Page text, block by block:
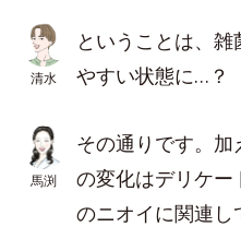
清水
ということは、
やすい状態に…？
馬渕
その通りです。
の変化はデリケー
のニオイに関連し